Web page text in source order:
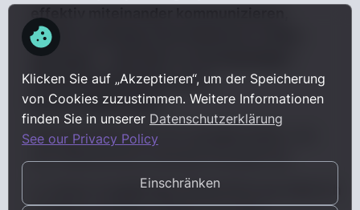
Klicken Sie auf „Akzeptieren“, um der Speicherung
von Cookies zuzustimmen. Weitere Informationen
finden Sie in unserer Datenschutzerklärung
See our Privacy Policy
Einschränken
bleiben wichtige Informationen in Silos
gefangen – das führt zu kostspieligen
Abstimmungsfehlern und
Bauverzögerungen.
Dies gilt besonders für sensible Daten, wo
der Datenschutz höchste Priorität hat.
In meiner langjährigen Bauerfahrung habe ich